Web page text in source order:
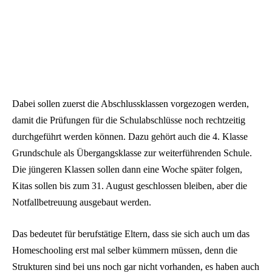
Dabei sollen zuerst die Abschlussklassen vorgezogen werden,
damit die Prüfungen für die Schulabschlüsse noch rechtzeitig
durchgeführt werden können. Dazu gehört auch die 4. Klasse
Grundschule als Übergangsklasse zur weiterführenden Schule.
Die jüngeren Klassen sollen dann eine Woche später folgen,
Kitas sollen bis zum 31. August geschlossen bleiben, aber die
Notfallbetreuung ausgebaut werden.
Das bedeutet für berufstätige Eltern, dass sie sich auch um das
Homeschooling erst mal selber kümmern müssen, denn die
Strukturen sind bei uns noch gar nicht vorhanden, es haben auch